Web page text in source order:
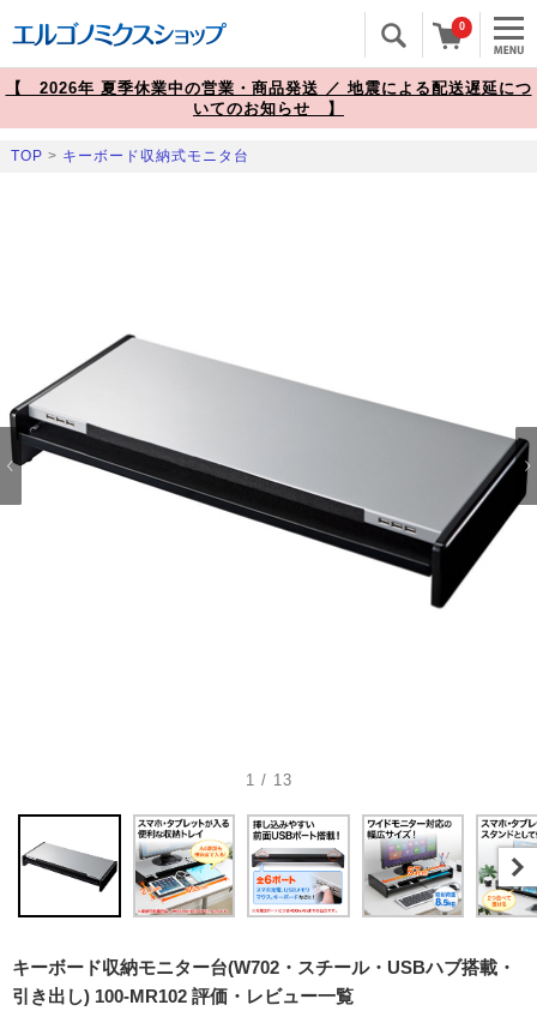
0
【 2026年 夏季休業中の営業・商品発送 ／ 地震による配送遅延につ
いてのお知らせ 】
TOP > キーボード収納式モニタ台
1 / 13
キーボード収納モニター台(W702・スチール・USBハブ搭載・
引き出し) 100-MR102 評価・レビュー一覧